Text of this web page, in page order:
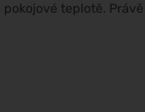
pokojové teplotě.